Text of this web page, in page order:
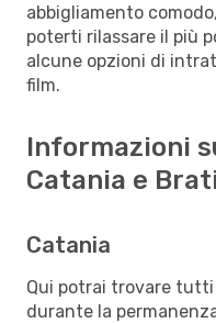
abbigliamento
poterti rilassare il più
alcune opzioni di
film.
Informazioni
Catania e
Catania
Qui potrai trovare
durante la